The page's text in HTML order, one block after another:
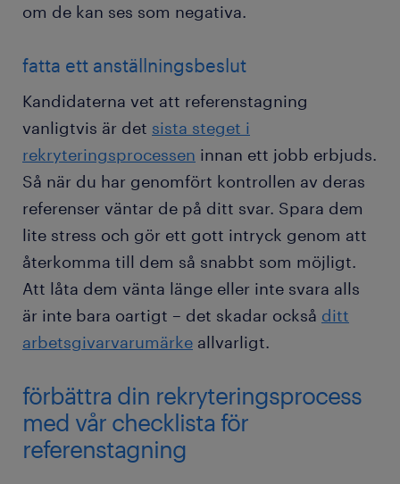
om de kan ses som negativa.
fatta ett anställningsbeslut
Kandidaterna vet att referenstagning
vanligtvis är det sista steget i
rekryteringsprocessen innan ett jobb erbjuds.
Så när du har genomfört kontrollen av deras
referenser väntar de på ditt svar. Spara dem
lite stress och gör ett gott intryck genom att
återkomma till dem så snabbt som möjligt.
Att låta dem vänta länge eller inte svara alls
är inte bara oartigt – det skadar också ditt
arbetsgivarvarumärke allvarligt.
förbättra din rekryteringsprocess
med vår checklista för
referenstagning